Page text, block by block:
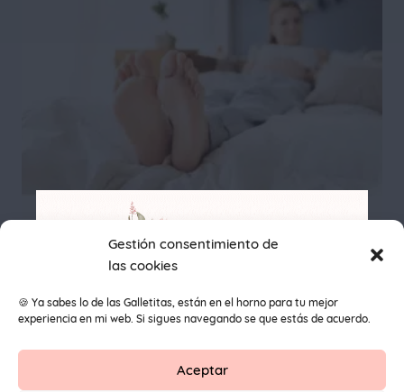
Gestión consentimiento de
las cookies
🍪 Ya sabes lo de las Galletitas, están en el horno para tu mejor
experiencia en mi web. Si sigues navegando se que estás de acuerdo.
Aceptar
Pies hinchados después
del parto